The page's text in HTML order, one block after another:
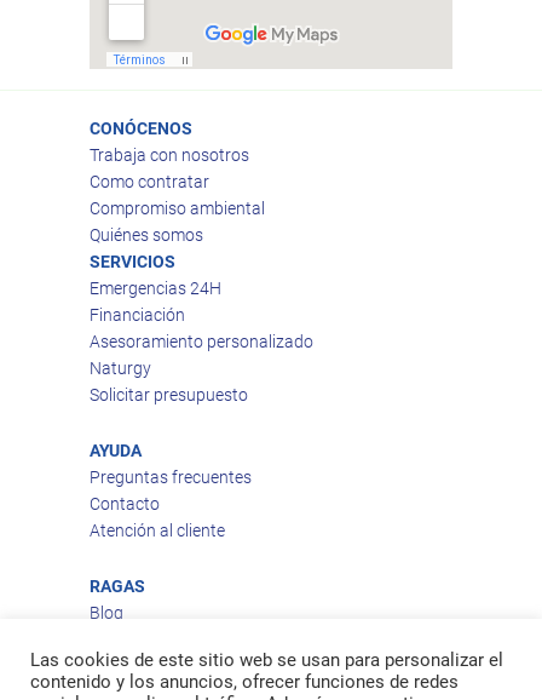
CONÓCENOS
Trabaja con nosotros
Como contratar
Compromiso ambiental
Quiénes somos
SERVICIOS
Emergencias 24H
Financiación
Asesoramiento personalizado
Naturgy
Solicitar presupuesto
AYUDA
Preguntas frecuentes
Contacto
Atención al cliente
RAGAS
Blog
Política de privacidad
Política de cookies
Las cookies de este sitio web se usan para personalizar el
contenido y los anuncios, ofrecer funciones de redes